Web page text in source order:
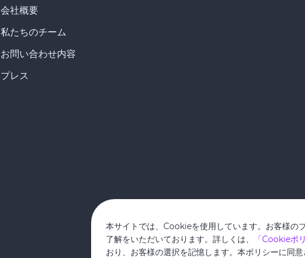
会社概要
私たちのチーム
お問い合わせ内容
プレス
本サイトでは、Cookieを使用しています。お客様の
了解をいただいております。詳しくは、
「Cookieポ
おり、お客様の選択を記憶します。本ポリシーに同